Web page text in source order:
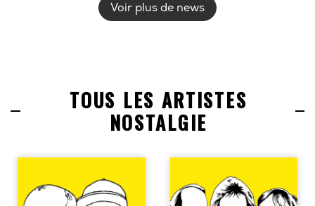
Voir plus de news
TOUS LES ARTISTES
NOSTALGIE